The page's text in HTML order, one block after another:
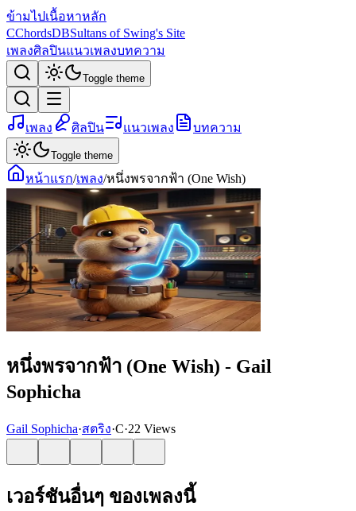
ข้ามไปเนื้อหาหลัก
CChordsDBSultans of Swing's Site
เพลงศิลปินแนวเพลงบทความ
Toggle theme
เพลง ศิลปิน แนวเพลง บทความ
Toggle theme
หน้าแรก/เพลง/หนึ่งพรจากฟ้า (One Wish)
หนึ่งพรจากฟ้า (One Wish) - Gail
Sophicha
Gail Sophicha·สตริง·C·22 Views
เวอร์ชันอื่นๆ ของเพลงนี้